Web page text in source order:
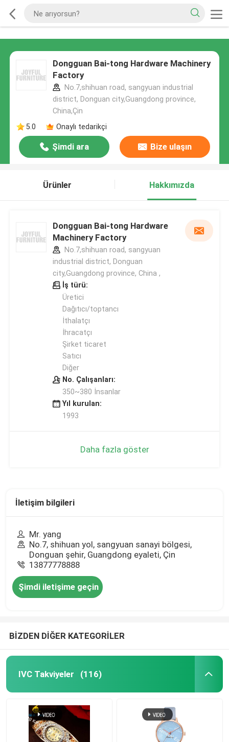
Dongguan Bai-tong Hardware Machinery
Factory
No.7,shihuan road, sangyuan industrial
district, Donguan city,Guangdong province,
China,Çin
5.0
Onaylı tedarikçi
Şimdi ara Bize ulaşın
Ürünler Hakkımızda
Dongguan Bai-tong Hardware
Machinery Factory
No.7,shihuan road, sangyuan
industrial district, Donguan
city,Guangdong province, China ,
İş türü:
Üretici
Dağıtıcı/toptancı
İthalatçı
İhracatçı
Şirket ticaret
Satıcı
Diğer
No. Çalışanları:
350~380 İnsanlar
Yıl kurulan:
1993
Daha fazla göster
İletişim bilgileri
Mr. yang
No.7, shihuan yol, sangyuan sanayi bölgesi,
Donguan şehir, Guangdong eyaleti, Çin
13877778888
Şimdi iletişime geçin
BİZDEN DİĞER KATEGORİLER
IVC Takviyeler (116)